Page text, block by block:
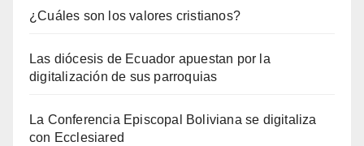
¿Cuáles son los valores cristianos?
Las diócesis de Ecuador apuestan por la
digitalización de sus parroquias
La Conferencia Episcopal Boliviana se digitaliza
con Ecclesiared